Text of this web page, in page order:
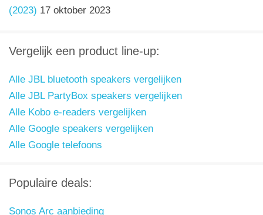
(2023) 17 oktober 2023
Vergelijk een product line-up:
Alle JBL bluetooth speakers vergelijken
Alle JBL PartyBox speakers vergelijken
Alle Kobo e-readers vergelijken
Alle Google speakers vergelijken
Alle Google telefoons
Populaire deals:
Sonos Arc aanbieding